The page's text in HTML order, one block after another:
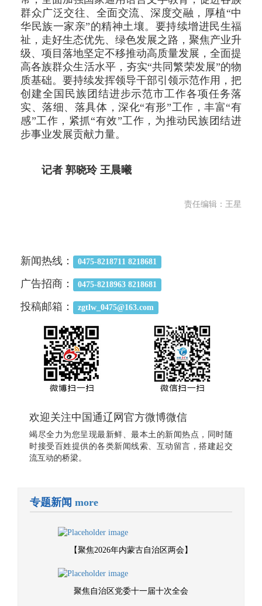
群众广泛交往、全面交流、深度交融，厚植“中
华民族一家亲”的精神土壤。要持续增进民生福
祉，走好生态优先、绿色发展之路，聚焦产业升
级、项目落地坚定不移推动高质量发展，全面提
高各族群众生活水平，夯实“共同繁荣发展”的物
质基础。要持续发挥领导干部引领示范作用，把
创建全国民族团结进步示范市工作各项任务落
实、落细、落具体，深化“有形”工作，丰富“有
感”工作，紧抓“有效”工作，为推动民族团结进
步事业发展贡献力量。
记者 郭晓玲 王晨曦
责任编辑：王星
新闻热线： 0475-8218711 8218681
广告招商： 0475-8218963 8218681
投稿邮箱： zgtlw_0475@163.com
欢迎关注中国通辽网官方微博微信
竭尽全力为您呈现最新鲜、最本土的新闻热点，同时随
时接受百姓提供的各类新闻线索、互动留言，搭建起交
流互动的桥梁。
专题新闻 more
【聚焦2026年内蒙古自治区两会】
聚焦自治区党委十一届十次全会